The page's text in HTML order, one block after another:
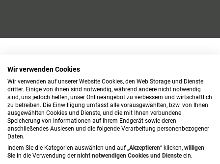
Wir verwenden Cookies
Wir verwenden auf unserer Website Cookies, den Web Storage und Dienste
dritter. Einige von ihnen sind notwendig, während andere nicht notwendig
sind, uns jedoch helfen, unser Onlineangebot zu verbessern und wirtschaftlich
zu betreiben. Die Einwilligung umfasst alle vorausgewählten, bzw. von Ihnen
ausgewählten Cookies und Dienste, und die mit Ihnen verbundene
Speicherung von Informationen auf Ihrem Endgerät sowie deren
anschließendes Auslesen und die folgende Verarbeitung personenbezogener
Daten.
Indem Sie die Kategorien auswählen und auf „Akzeptieren“ klicken, willigen
Sie in die Verwendung der nicht notwendigen Cookies und Diensteein.